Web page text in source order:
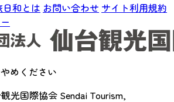
和とは お問い合わせ サイト利用規約
めください
光国際協会 Sendai Tourism,